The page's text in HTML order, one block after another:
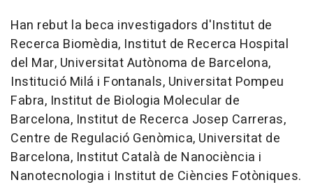
Han rebut la beca investigadors d'Institut de
Recerca Biomèdia, Institut de Recerca Hospital
del Mar, Universitat Autònoma de Barcelona,
Institució Milá i Fontanals, Universitat Pompeu
Fabra, Institut de Biologia Molecular de
Barcelona, Institut de Recerca Josep Carreras,
Centre de Regulació Genòmica, Universitat de
Barcelona, Institut Català de Nanociència i
Nanotecnologia i Institut de Ciències Fotòniques.